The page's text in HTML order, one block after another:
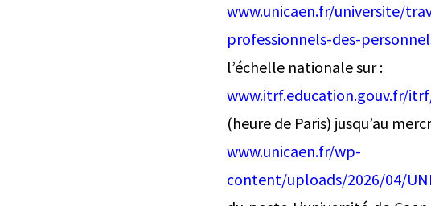
www.unicaen.fr/universite/
professionnels-des-
l’échelle nationale sur :
www.itrf.education.gouv.fr/
(heure de Paris) jusqu’au
www.unicaen.fr/wp-
content/uploads/2026/04/